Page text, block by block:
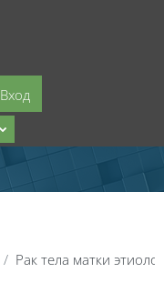
Вход
Рак тела матки